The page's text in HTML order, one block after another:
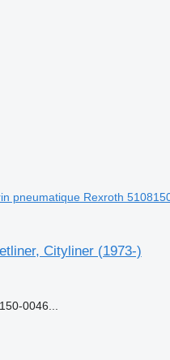
pneumatique Rexroth
Cityliner (1973-)
0046...